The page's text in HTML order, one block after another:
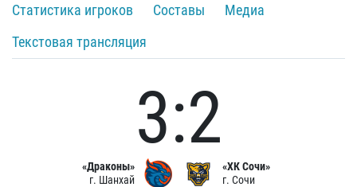
Статистика игроков
Составы
Медиа
Текстовая трансляция
«Драконы»
г. Шанхай
3:2
«ХК Сочи»
г. Сочи